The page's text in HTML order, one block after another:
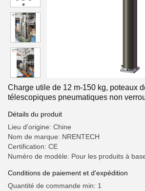
Charge utile de 12 m-150 kg, poteaux
télescopiques pneumatiques non
Détails du produit
Lieu d'origine: Chine
Nom de marque: NRENTECH
Certification: CE
Numéro de modèle: Pour les produits à
Conditions de paiement et d'expédition
Quantité de commande min: 1